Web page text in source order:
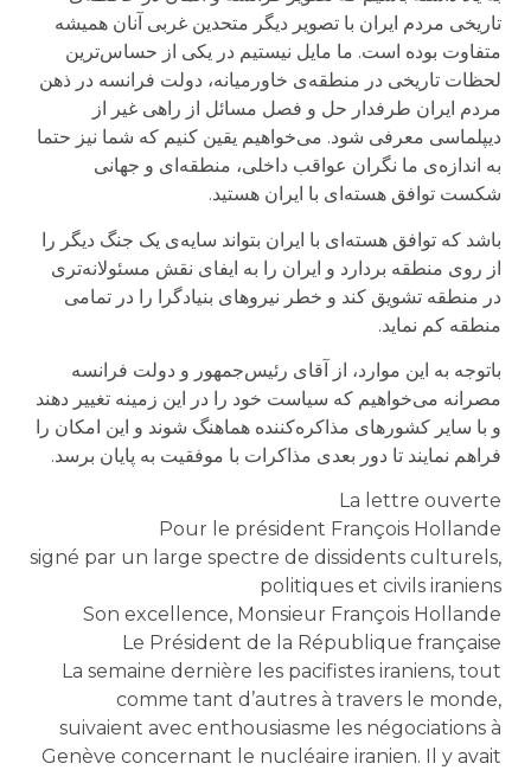
تاریخی مردم ایران با تصویر دیگر متحدین غربی آنان همیشه
متفاوت بوده است. ما مایل نیستیم در یکی از حساس‌ترین
لحظات تاریخی در منطقه‌ی خاورمیانه، دولت فرانسه در ذهن
مردم ایران طرفدار حل و فصل مسائل از راهی غیر از
دیپلماسی معرفی شود. می‌خواهیم یقین کنیم که شما نیز حتما
به اندازه‌ی ما نگران عواقب داخلی، منطقه‌ای و جهانی
شکست توافق هسته‌ای با ایران هستید.
باشد كه توافق هسته‌ای با ایران بتواند سایه‌ی یک جنگ دیگر را
از روی منطقه بردارد و ایران را به ایفای نقش مسئولانه‌تری
در منطقه تشویق كند و خطر نیروهای بنیادگرا را در تمامی
منطقه كم نماید.
باتوجه به این موارد، از آقای رئیس‌جمهور و دولت فرانسه
مصرانه می‌خواهیم كه سیاست خود را در این زمینه تغییر دهند
و با سایر كشورهای مذاكره‌كننده هماهنگ شوند و این امكان را
فراهم نمایند تا دور بعدی مذاكرات با موفقیت به پایان برسد.
La lettre ouverte
Pour le président François Hollande
signé par un large spectre de dissidents culturels,
politiques et civils iraniens
Son excellence, Monsieur François Hollande
Le Président de la République française
La semaine dernière les pacifistes iraniens, tout
comme tant d’autres à travers le monde,
suivaient avec enthousiasme les négociations à
Genève concernant le nucléaire iranien. Il y avait